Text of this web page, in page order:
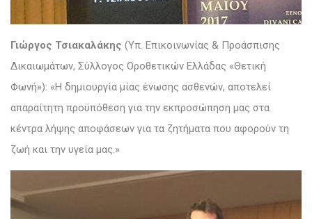
Γιώργος Τσιακαλάκης (Υπ. Επικοινωνίας & Προάσπισης
Δικαιωμάτων, Σύλλογος Οροθετικών Ελλάδας «Θετική
Φωνή»): «Η δημιουργία μίας ένωσης ασθενών, αποτελεί
απαραίτητη προϋπόθεση για την εκπροσώπηση μας στα
κέντρα λήψης αποφάσεων για τα ζητήματα που αφορούν τη
ζωή και την υγεία μας.»